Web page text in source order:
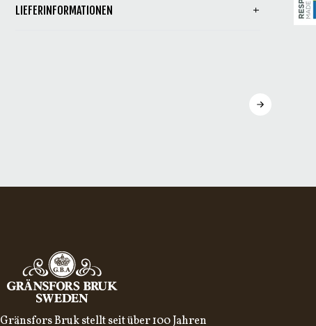
LIEFERINFORMATIONEN
Gränsfors Bruk stellt seit über 100 Jahren